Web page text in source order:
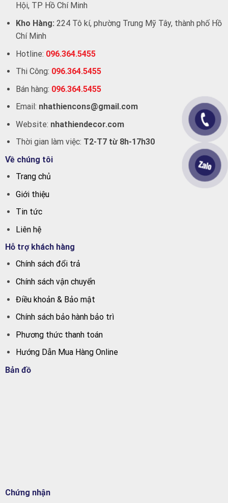
Hội, TP Hồ Chí Minh
Kho Hàng: 224 Tô kí, phường Trung Mỹ Tây, thành phố Hồ
Chí Minh
Hotline: 096.364.5455
Thi Công: 096.364.5455
Bán hàng: 096.364.5455
Email: nhathiencons@gmail.com
Website: nhathiendecor.com
Thời gian làm việc: T2-T7 từ 8h-17h30
Về chúng tôi
Trang chủ
Giới thiệu
Tin tức
Liên hệ
Hỗ trợ khách hàng
Chính sách đổi trả
Chính sách vận chuyển
Điều khoản & Bảo mật
Chính sách bảo hành bảo trì
Phương thức thanh toán
Hướng Dẫn Mua Hàng Online
Bản đồ
Chứng nhận